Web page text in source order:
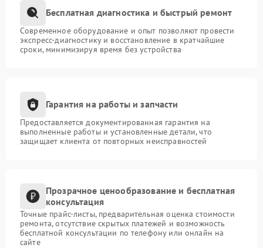
Бесплатная диагностика и быстрый ремонт
Современное оборудование и опыт позволяют провести
экспресс-диагностику и восстановление в кратчайшие
сроки, минимизируя время без устройства
Гарантия на работы и запчасти
Предоставляется документированная гарантия на
выполненные работы и установленные детали, что
защищает клиента от повторных неисправностей
Прозрачное ценообразование и бесплатная
консультация
Точные прайс-листы, предварительная оценка стоимости
ремонта, отсутствие скрытых платежей и возможность
бесплатной консультации по телефону или онлайн на
сайте